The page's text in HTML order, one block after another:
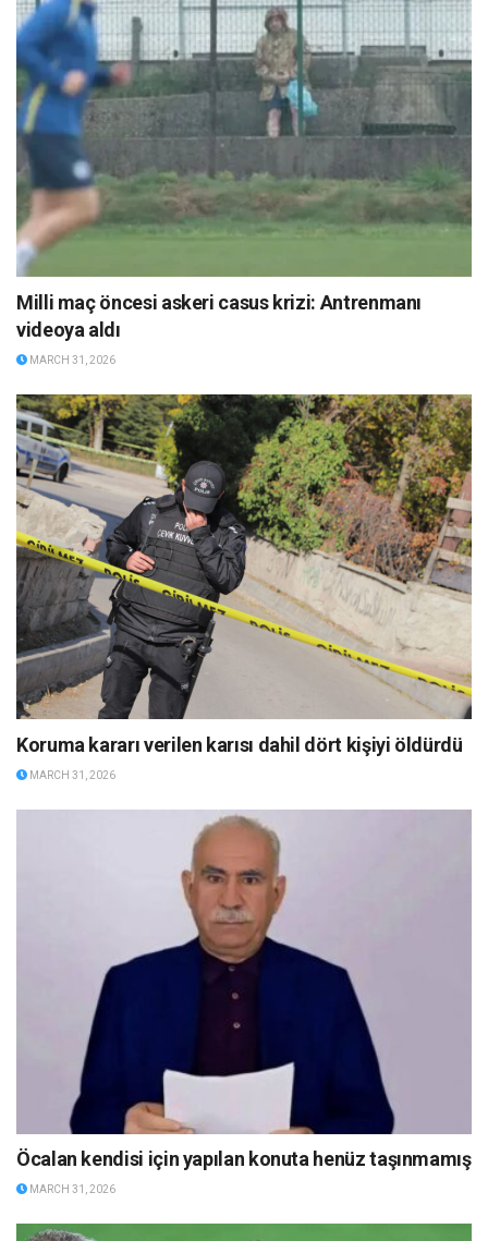
Milli maç öncesi askeri casus krizi: Antrenmanı
videoya aldı
MARCH 31, 2026
Koruma kararı verilen karısı dahil dört kişiyi öldürdü
MARCH 31, 2026
Öcalan kendisi için yapılan konuta henüz taşınmamış
MARCH 31, 2026